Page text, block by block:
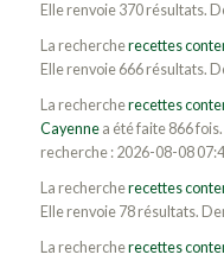
Elle renvoie 370 résultats.
La rechercherecettes
Elle renvoie 666 résultats.
La rechercherecettes
Cayennea été faite 866
recherche : 2026-08-08
La rechercherecettes
Elle renvoie 78 résultats.
La rechercherecettes